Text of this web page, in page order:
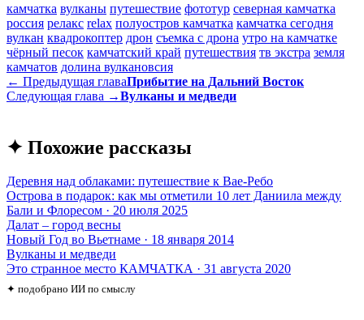
камчатка вулканы путешествие фототур северная камчатка
россия релакс relax полуостров камчатка камчатка сегодня
вулкан квадрокоптер дрон съемка с дрона утро на камчатке
чёрный песок камчатский край путешествия тв экстра земля
камчатов долина вулкановсия
← Предыдущая главаПрибытие на Дальний Восток
Следующая глава →Вулканы и медведи
✦ Похожие рассказы
Деревня над облаками: путешествие к Вае-Ребо
Острова в подарок: как мы отметили 10 лет Даниила между
Бали и Флоресом · 20 июля 2025
Далат – город весны
Новый Год во Вьетнаме · 18 января 2014
Вулканы и медведи
Это странное место КАМЧАТКА · 31 августа 2020
✦ подобрано ИИ по смыслу